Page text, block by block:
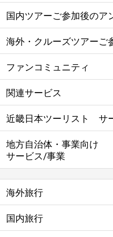
国内ツアーご参加後のア
海外・クルーズツアーご
ファンコミュニティ
関連サービス
近畿日本ツーリスト サ
地方自治体・事業向け
サービス/事業
海外旅行
国内旅行